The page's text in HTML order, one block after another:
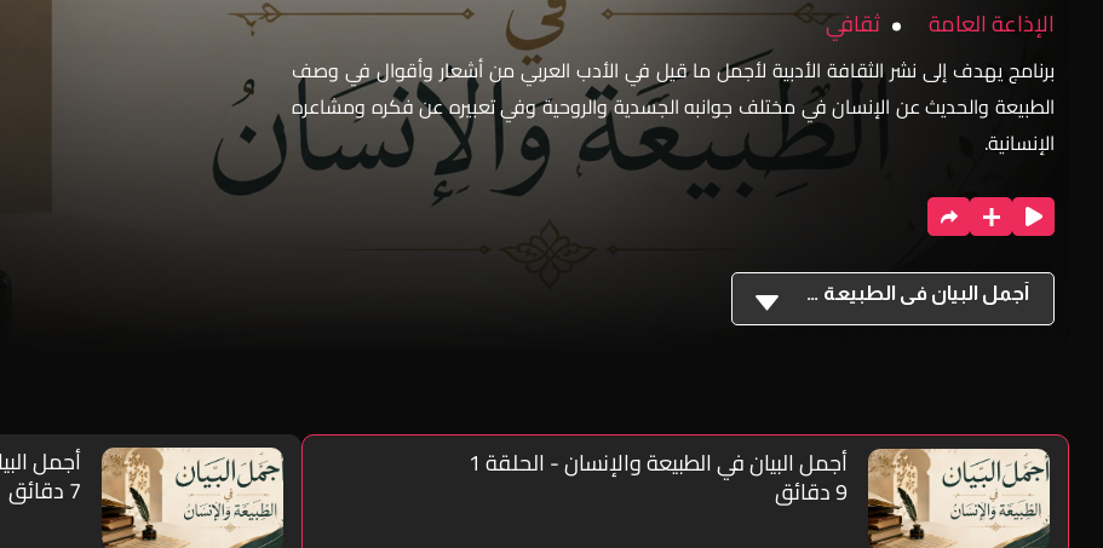
الإذاعة العامة ثقافي
برنامج يهدف إلى نشر الثقافة الأدبية لأجمل ما قيل في الأدب العربي من أشعار وأقوال في وصف
الطبيعة والحديث عن الإنسان في مختلف جوانبه الجسدية والروحية وفي تعبيره عن فكره ومشاعره
الإنسانية.
أجمل البيان في الطبيعة والإنسان
أجمل البيان في الطبيعة والإنسان - الحلقة 1
9 دقائق
أجمل
7 دقائق